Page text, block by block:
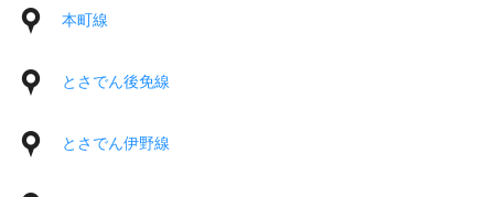
本町線
とさでん後免線
とさでん伊野線